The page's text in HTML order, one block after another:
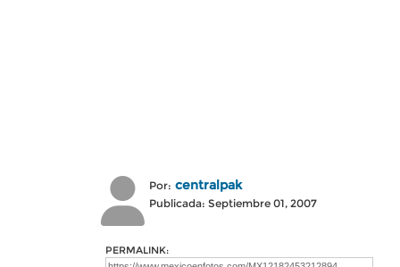
Por: centralpak
Publicada: Septiembre 01, 2007
PERMALINK: